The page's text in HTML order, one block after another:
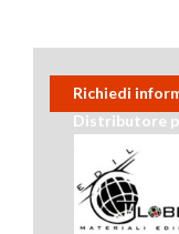
Richiedi
Distributore
Thorad su
protettivi